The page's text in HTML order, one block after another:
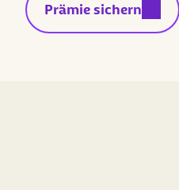
externer Link:
Prämie sichern